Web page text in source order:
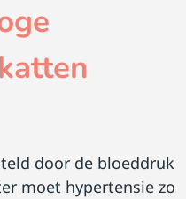
door de bloeddruk
moet hypertensie zo